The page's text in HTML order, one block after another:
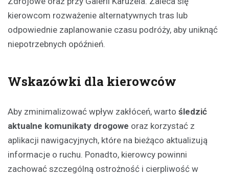
kierowcom rozważenie alternatywnych tras lub
odpowiednie zaplanowanie czasu podróży, aby uniknąć
niepotrzebnych opóźnień.
Wskazówki dla kierowców
Aby zminimalizować wpływ zakłóceń, warto śledzić
aktualne komunikaty drogowe oraz korzystać z
aplikacji nawigacyjnych, które na bieżąco aktualizują
informacje o ruchu. Ponadto, kierowcy powinni
zachować szczególną ostrożność i cierpliwość w